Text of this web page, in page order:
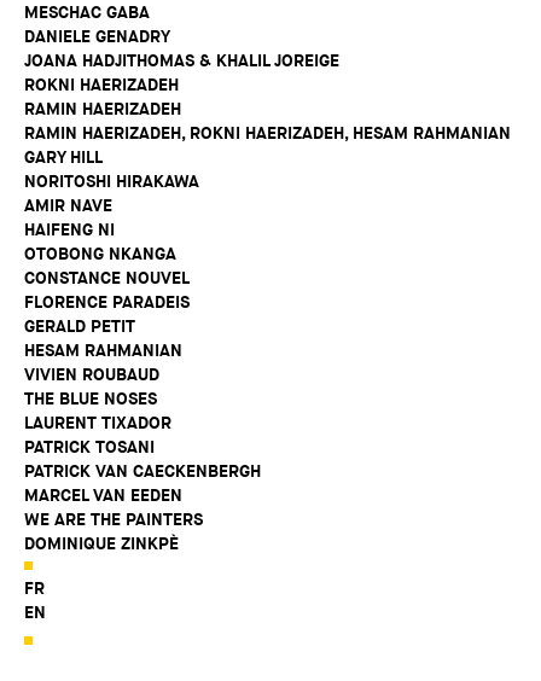
MESCHAC GABA
DANIELE GENADRY
JOANA HADJITHOMAS & KHALIL JOREIGE
ROKNI HAERIZADEH
RAMIN HAERIZADEH
RAMIN HAERIZADEH, ROKNI HAERIZADEH, HESAM RAHMANIAN
GARY HILL
NORITOSHI HIRAKAWA
AMIR NAVE
HAIFENG NI
OTOBONG NKANGA
CONSTANCE NOUVEL
FLORENCE PARADEIS
GERALD PETIT
HESAM RAHMANIAN
VIVIEN ROUBAUD
THE BLUE NOSES
LAURENT TIXADOR
PATRICK TOSANI
PATRICK VAN CAECKENBERGH
MARCEL VAN EEDEN
WE ARE THE PAINTERS
DOMINIQUE ZINKPÈ
FR
EN